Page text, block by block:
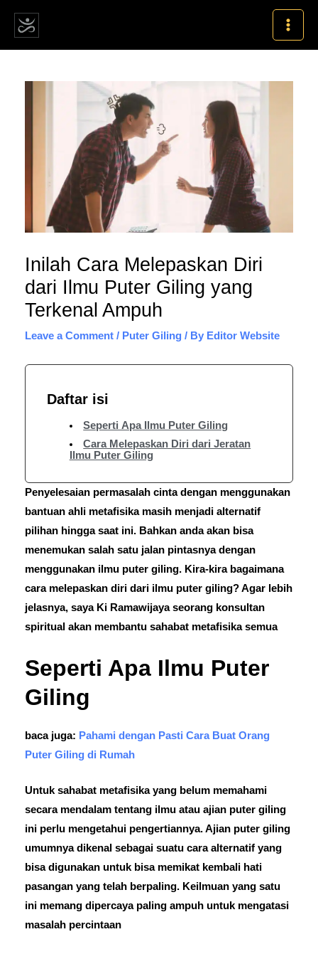
Inilah Cara Melepaskan Diri
dari Ilmu Puter Giling yang
Terkenal Ampuh
Leave a Comment / Puter Giling/ By Editor Website
Daftar isi
Seperti Apa Ilmu Puter Giling
Cara Melepaskan Diri dari Jeratan
Ilmu Puter Giling
Penyelesaian permasalah cinta dengan menggunakan
bantuan ahli metafisika masih menjadi alternatif
pilihan hingga saat ini. Bahkan anda akan bisa
menemukan salah satu jalan pintasnya dengan
menggunakan ilmu puter giling. Kira-kira bagaimana
cara melepaskan diri dari ilmu puter giling? Agar lebih
jelasnya, saya Ki Ramawijaya seorang konsultan
spiritual akan membantu sahabat metafisika semua
Seperti Apa Ilmu Puter
Giling
baca juga: Pahami dengan Pasti Cara Buat Orang
Puter Giling di Rumah
Untuk sahabat metafisika yang belum memahami
secara mendalam tentang ilmu atau ajian puter giling
ini perlu mengetahui pengertiannya. Ajian puter giling
umumnya dikenal sebagai suatu cara alternatif yang
bisa digunakan untuk bisa memikat kembali hati
pasangan yang telah berpaling. Keilmuan yang satu
ini memang dipercaya paling ampuh untuk mengatasi
masalah percintaan